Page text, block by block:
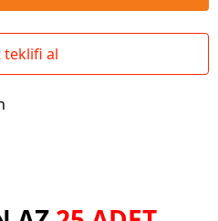
teklifi al